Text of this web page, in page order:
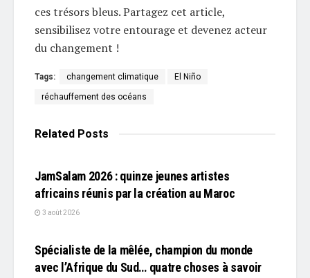
ces trésors bleus. Partagez cet article,
sensibilisez votre entourage et devenez acteur
du changement !
Tags: changement climatique El Niño
réchauffement des océans
Related Posts
JamSalam 2026 : quinze jeunes artistes
africains réunis par la création au Maroc
3 août 2026
Spécialiste de la mêlée, champion du monde
avec l’Afrique du Sud… quatre choses à savoir